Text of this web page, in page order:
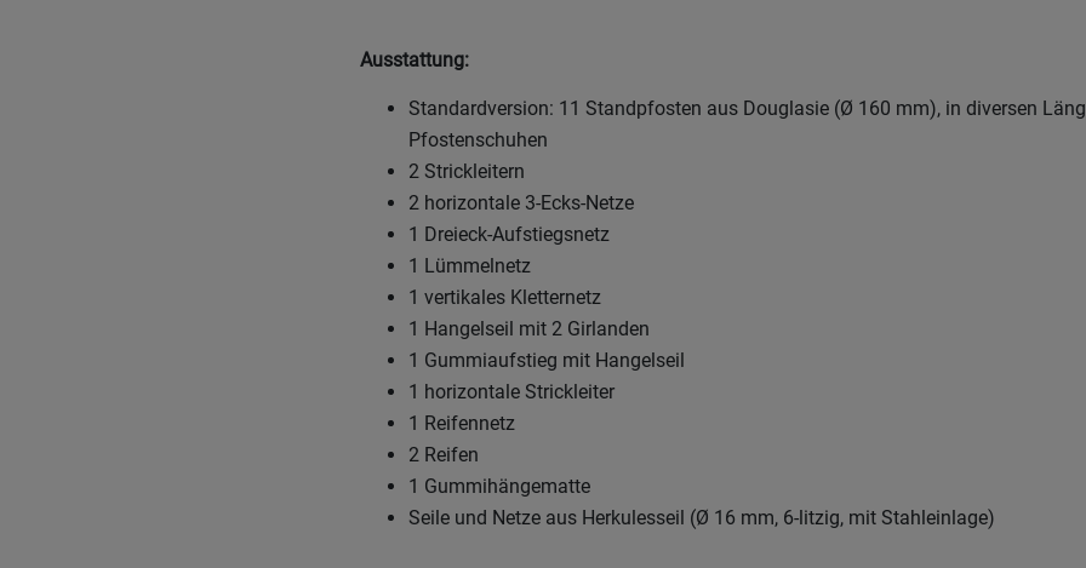
Ausstattung:
Standardversion: 11 Standpfosten aus Douglasie (Ø 160 mm), in diversen
Pfostenschuhen
2 Strickleitern
2 horizontale 3-Ecks-Netze
1 Dreieck-Aufstiegsnetz
1 Lümmelnetz
1 vertikales Kletternetz
1 Hangelseil mit 2 Girlanden
1 Gummiaufstieg mit Hangelseil
1 horizontale Strickleiter
1 Reifennetz
2 Reifen
1 Gummihängematte
Seile und Netze aus Herkulesseil (Ø 16 mm, 6-litzig, mit Stahleinlage)